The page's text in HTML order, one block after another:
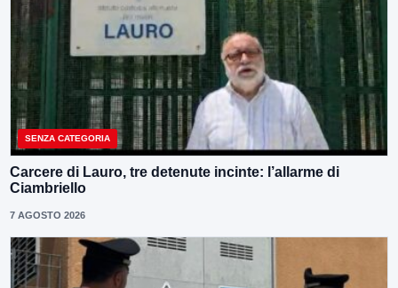
SENZA CATEGORIA
Carcere di Lauro, tre detenute incinte: l’allarme di
Ciambriello
7 AGOSTO 2026